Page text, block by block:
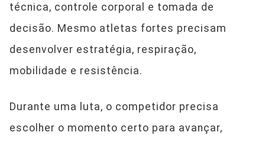
técnica, controle corporal e tomada de
decisão. Mesmo atletas fortes precisam
desenvolver estratégia, respiração,
mobilidade e resistência.
Durante uma luta, o competidor precisa
escolher o momento certo para avançar,